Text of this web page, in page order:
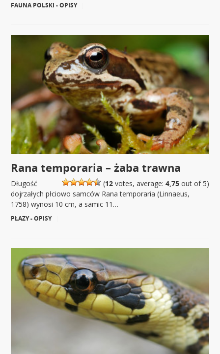
FAUNA POLSKI - OPISY
Rana temporaria – żaba trawna
(12votes, average: 4,75out of 5)
Długość
dojrzałych płciowo samców Rana temporaria (Linnaeus,
1758) wynosi 10 cm, a samic 11…
PŁAZY - OPISY